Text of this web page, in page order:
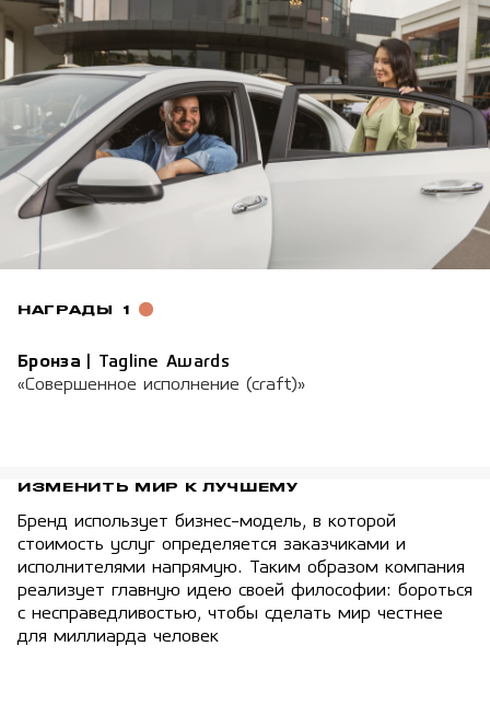
НАГРАДЫ 1
Бронза
Tagline Awards
«Совершенное исполнение (craft)»
ИЗМЕНИТЬ МИР К ЛУЧШЕМУ
Бренд использует бизнес-модель, в которой
стоимость услуг определяется заказчиками и
исполнителями напрямую. Таким образом компания
реализует главную идею своей философии: бороться
с несправедливостью, чтобы сделать мир честнее
для миллиарда человек